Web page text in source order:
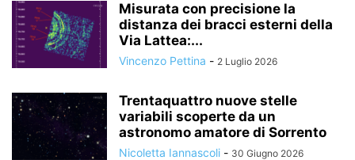
Misurata con precisione la
distanza dei bracci esterni della
Via Lattea:...
Vincenzo Pettina - 2 Luglio 2026
Trentaquattro nuove stelle
variabili scoperte da un
astronomo amatore di Sorrento
Nicoletta Iannascoli - 30 Giugno 2026